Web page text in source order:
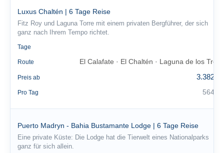
Luxus Chaltén | 6 Tage Reise
Fitz Roy und Laguna Torre mit einem privaten Bergführer, der sich
ganz nach Ihrem Tempo richtet.
Tage
Route El Calafate · El Chaltén · Laguna de los Tres
Preis ab 3.382 €
Pro Tag 564 €
Puerto Madryn - Bahia Bustamante Lodge | 6 Tage Reise
Eine private Küste: Die Lodge hat die Tierwelt eines Nationalparks
ganz für sich allein.